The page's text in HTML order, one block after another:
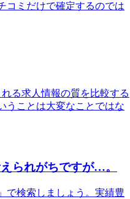
コミだけで確定するのでは
る求人情報の質を比較する
うことは大変なことではな
られがちですが…。
で検索しましょう。実績豊